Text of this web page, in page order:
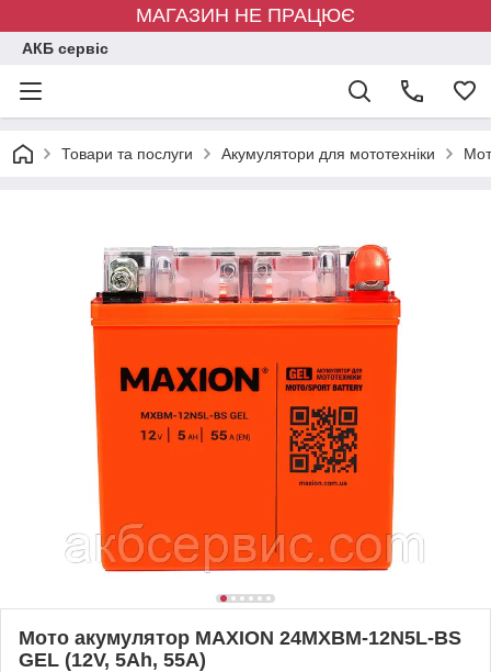
МАГАЗИН НЕ ПРАЦЮЄ
АКБ сервіс
Товари та послуги Акумулятори для мототехніки
Мото акумулятор MAXION 24MXBM-12N5L-BS
GEL (12V, 5Ah, 55A)